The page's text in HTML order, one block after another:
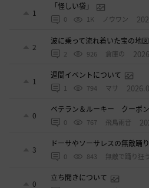
1
「怪しい袋」
0 1K ノウワン
2
波に乗って流れ着いた宝の地
2 926 倉庫の
1
週間イベントについて
1 794 マサ
0
ベテラン＆ルーキー クーポ
0 767 飛鳥雨音
3
ドーサやソーサレスの無敵踊
0 843 無敵で踊り狂
0
立ち聞きについて